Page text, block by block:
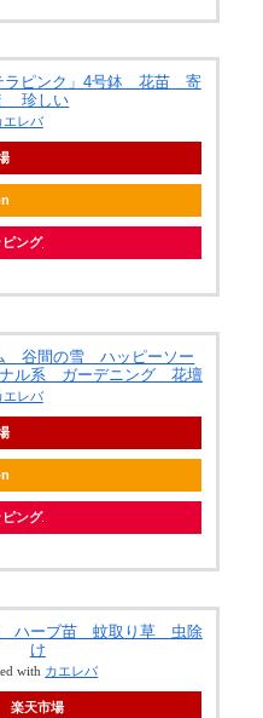
ラピンク」4号鉢 花苗 寄
珍しい
エレバ
ング
谷間の雪 ハッピーソー
ル系 ガーデニング 花壇
エレバ
ング
ハーブ苗 蚊取り草 虫除
け
with カエレバ
楽天市場